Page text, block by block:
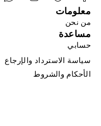
معلومات
من نحن
مساعدة
حسابي
سياسة الاسترداد والإرجاع
الأحكام والشروط